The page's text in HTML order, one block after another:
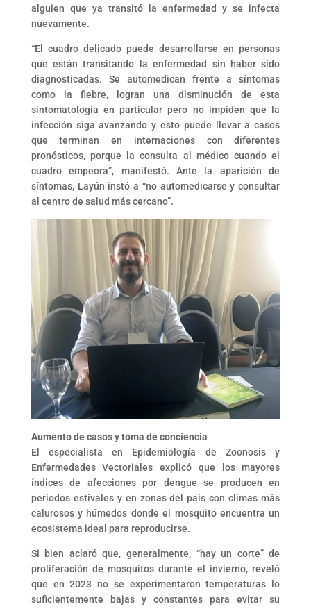
alguien que ya transitó la enfermedad y se infecta
nuevamente.
“El cuadro delicado puede desarrollarse en personas
que están transitando la enfermedad sin haber sido
diagnosticadas. Se automedican frente a síntomas
como la fiebre, logran una disminución de esta
sintomatología en particular pero no impiden que la
infección siga avanzando y esto puede llevar a casos
que terminan en internaciones con diferentes
pronósticos, porque la consulta al médico cuando el
cuadro empeora”, manifestó. Ante la aparición de
síntomas, Layún instó a “no automedicarse y consultar
al centro de salud más cercano”.
Aumento de casos y toma de conciencia
El especialista en Epidemiología de Zoonosis y
Enfermedades Vectoriales explicó que los mayores
índices de afecciones por dengue se producen en
períodos estivales y en zonas del país con climas más
calurosos y húmedos donde el mosquito encuentra un
ecosistema ideal para reproducirse.
Si bien aclaró que, generalmente, “hay un corte” de
proliferación de mosquitos durante el invierno, reveló
que en 2023 no se experimentaron temperaturas lo
suficientemente bajas y constantes para evitar su